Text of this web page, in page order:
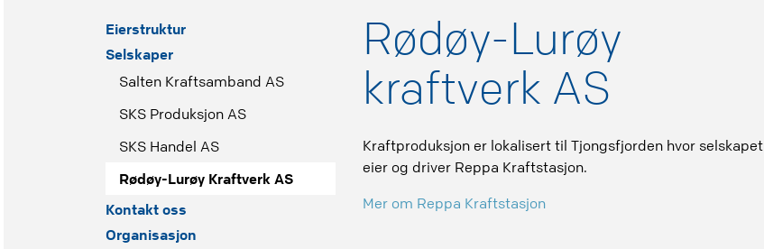
Eierstruktur
Selskaper
Salten Kraftsamband AS
SKS Produksjon AS
SKS Handel AS
Rødøy-Lurøy Kraftverk AS
Kontakt oss
Organisasjon
Rødøy-Lurøy
kraftverk AS
Kraftproduksjon er lokalisert til Tjongsfjorden hvor selskapet
eier og driver Reppa Kraftstasjon.
Mer om Reppa Kraftstasjon